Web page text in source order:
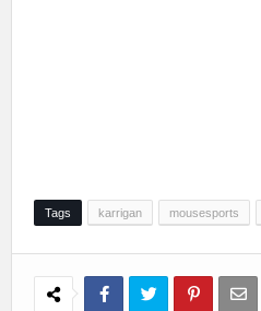
Tags karrigan mousesports